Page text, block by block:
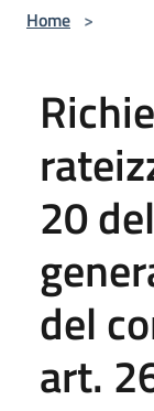
Home >
20
del
art.